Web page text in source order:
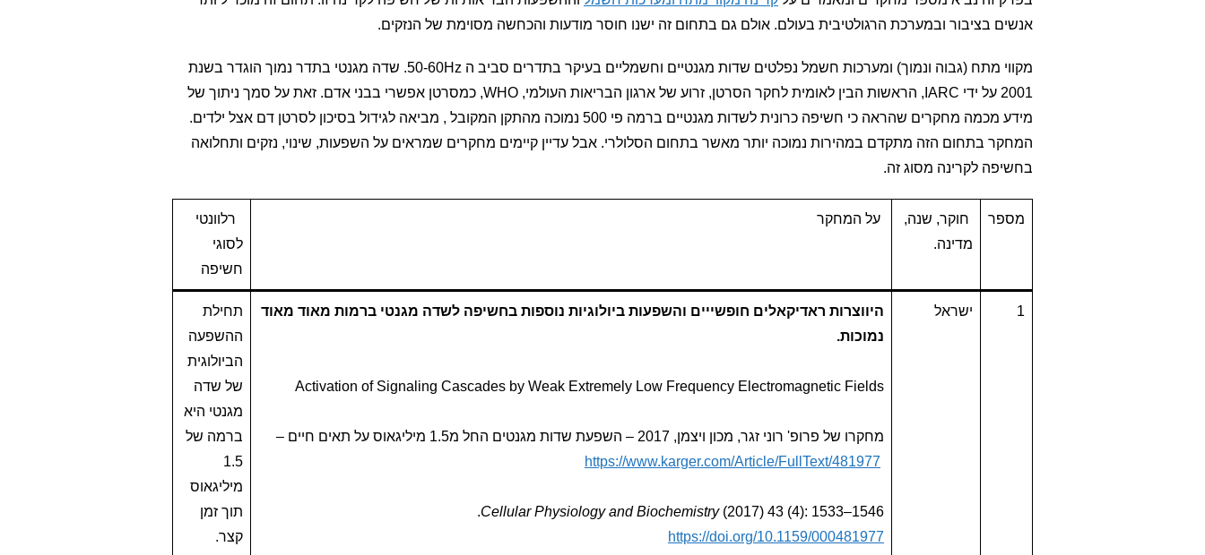
אנשים בציבור ובמערכת הרגולטיבית בעולם. אולם גם בתחום זה ישנו חוסר מודעות והכחשה מסוימת של הנזקים.
מקווי מתח (גבוה ונמוך) ומערכות חשמל נפלטים שדות מגנטיים וחשמליים בעיקר בתדרים סביב ה 50-60Hz. שדה מגנטי בתדר נמוך הוגדר בשנת
2001 על ידי IARC, הראשות הבין לאומית לחקר הסרטן, זרוע של ארגון הבריאות העולמי, WHO, כמסרטן אפשרי בבני אדם. זאת על סמך ניתוך של
מידע מכמה מחקרים שהראה כי חשיפה כרונית לשדות מגנטיים ברמה פי 500 נמוכה מהתקן המקובל , מביאה לגידול בסיכון לסרטן דם אצל ילדים.
המחקר בתחום הזה מתקדם במהירות נמוכה יותר מאשר בתחום הסלולרי. אבל עדיין קיימים מחקרים שמראים על השפעות, שינוי, נזקים ותחלואה
בחשיפה לקרינה מסוג זה.
מספר
חוקר, שנה,
מדינה.
על המחקר
רלוונטי
לסוגי
חשיפה
1 ישראל
היווצרות ראדיקאלים חופשייים והשפעות ביולוגיות נוספות בחשיפה לשדה מגנטי ברמות מאוד מאוד
נמוכות.
Activation of Signaling Cascades by Weak Extremely Low Frequency Electromagnetic Fields
מחקרו של פרופ' רוני זגר, מכון ויצמן, 2017 – השפעת שדות מגנטים החל מ1.5 מיליגאוס על תאים חיים –
https://www.karger.com/Article/FullText/481977
Cellular Physiology and Biochemistry(2017) 43 (4): 1533–1546.
https://doi.org/10.1159/000481977
תחילת
ההשפעה
הביולוגית
של שדה
מגנטי היא
ברמה של
1.5
מיליגאוס
תוך זמן
קצר.